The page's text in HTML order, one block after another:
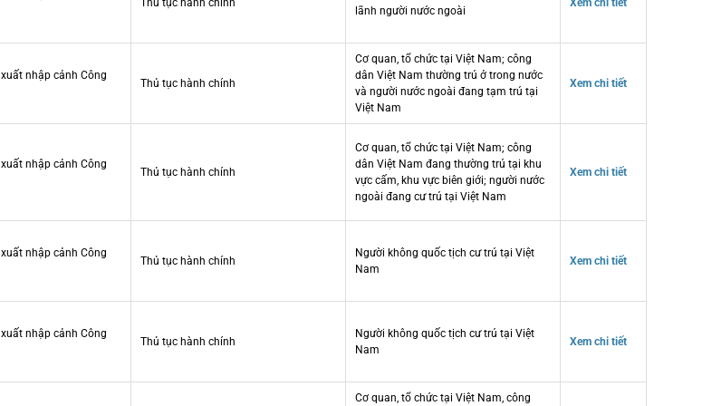
lãnh người nước ngoài
nhập cảnh Công
Thủ tục hành chính
Cơ quan, tổ chức tại Việt Nam; công
dân Việt Nam thường trú ở trong nước
và người nước ngoài đang tạm trú tại
Việt Nam
Xem chi tiết
nhập cảnh Công
Thủ tục hành chính
Cơ quan, tổ chức tại Việt Nam; công
dân Việt Nam đang thường trú tại khu
vực cấm, khu vực biên giới; người nước
ngoài đang cư trú tại Việt Nam
Xem chi tiết
nhập cảnh Công
Thủ tục hành chính
Người không quốc tịch cư trú tại Việt
Nam
Xem chi tiết
nhập cảnh Công
Thủ tục hành chính
Người không quốc tịch cư trú tại Việt
Nam
Xem chi tiết
Cơ quan, tổ chức tại Việt Nam, công